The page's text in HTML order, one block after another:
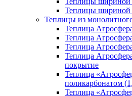
Теплицы шириной
Теплицы из
Теплица
Теплица
Теплица
Теплица
покрытие
Теплица
поликарбонатом
Теплица